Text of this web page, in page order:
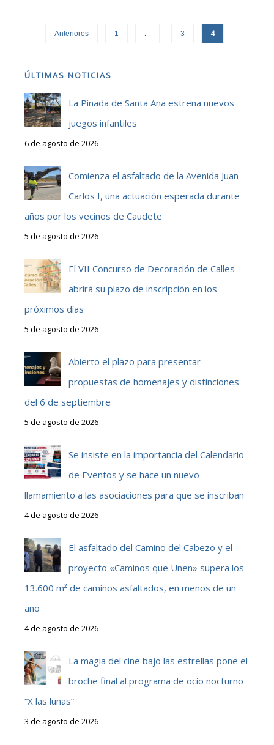
Anteriores 1 … 3 4
ÚLTIMAS NOTICIAS
La Pinada de Santa Ana estrena nuevos
juegos infantiles
6 de agosto de 2026
Comienza el asfaltado de la Avenida Juan
Carlos I, una actuación esperada durante
años por los vecinos de Caudete
5 de agosto de 2026
El VII Concurso de Decoración de Calles
abrirá su plazo de inscripción en los
próximos días
5 de agosto de 2026
Abierto el plazo para presentar
propuestas de homenajes y distinciones
del 6 de septiembre
5 de agosto de 2026
Se insiste en la importancia del Calendario
de Eventos y se hace un nuevo
llamamiento a las asociaciones para que se inscriban
4 de agosto de 2026
El asfaltado del Camino del Cabezo y el
proyecto «Caminos que Unen» supera los
13.600 m² de caminos asfaltados, en menos de un
año
4 de agosto de 2026
La magia del cine bajo las estrellas pone el
broche final al programa de ocio nocturno
“X las lunas”
3 de agosto de 2026